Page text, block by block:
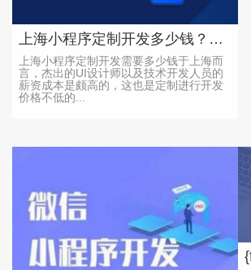
上海小程序定制开发多少钱？资深开发告诉你报价内幕
上海小程序定制开发需要多少钱于上海而
言，杰出的UI设计师以及技术开发人员的
薪资成本是颇高的，这也是定制进行开发
价格不低的...